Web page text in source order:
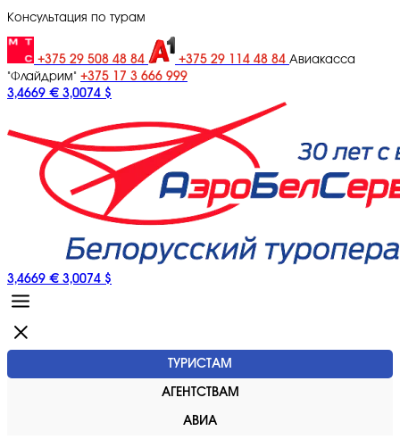
Консультация по турам
+375 29 508 48 84 +375 29 114 48 84 Авиакасса
"Флайдрим" +375 17 3 666 999
3,4669 € 3,0074 $
3,4669 € 3,0074 $
ТУРИСТАМ
АГЕНТСТВАМ
АВИА